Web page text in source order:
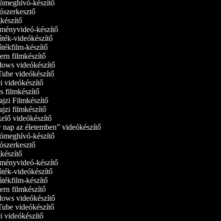
készítő
készítő
videókészítő
készítő
filmkészítő
videókészítő
videókészítő
filmkészítő
Filmkészítő
filmkészítő
videókészítő
az életemben” videókészítő
készítő
készítő
videókészítő
készítő
filmkészítő
videókészítő
videókészítő